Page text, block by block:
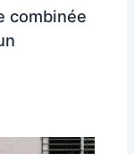
combinée